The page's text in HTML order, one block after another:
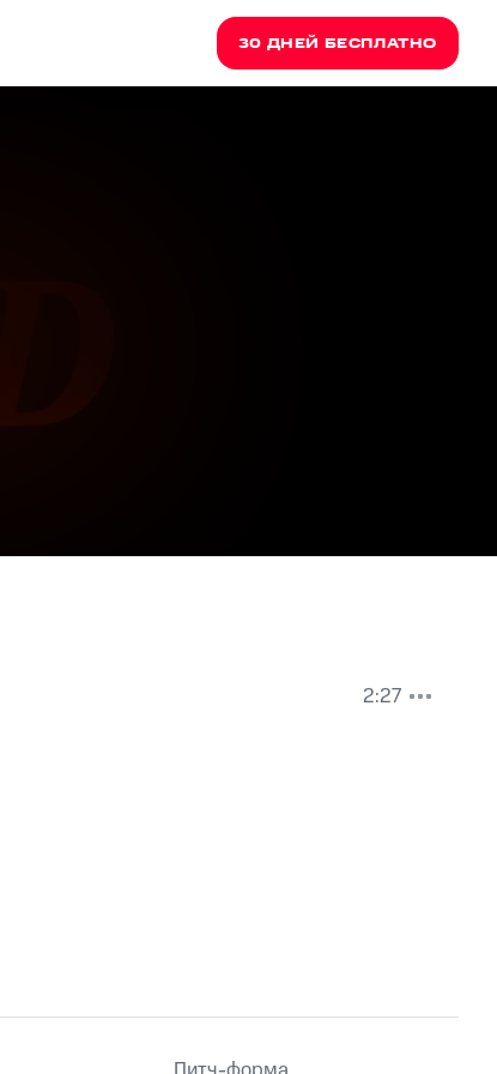
30 ДНЕЙ БЕСПЛАТНО
2:27